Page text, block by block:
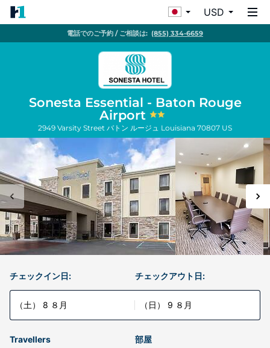
USD
電話でのご予約 / ご相談は: (855) 334-6659
Sonesta Essential - Baton Rouge
Airport
2949 Varsity Street バトン ルージュ Louisiana 70807 US
チェックイン日:
（土） 8 ８月
チェックアウト日:
（日） 9 ８月
Travellers 部屋